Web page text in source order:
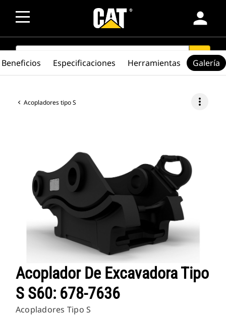
person
SEARCH search
Acopladores tipo S more_vert
Acoplador De Excavadora Tipo
S S60: 678-7636
Acopladores Tipo S
Beneficios Especificaciones Herramientas Galería